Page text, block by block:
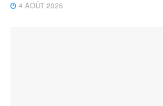
4 AOÛT 2026